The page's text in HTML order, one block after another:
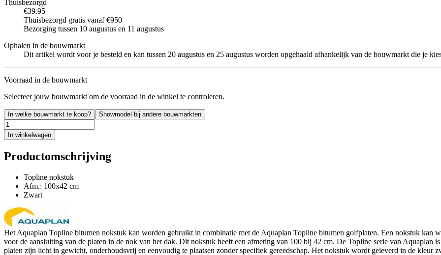
Thuisbezorgd
€39.95
Thuisbezorgd gratis vanaf €950
Bezorging tussen 10 augustus en 11 augustus
Ophalen in de bouwmarkt
Dit artikel wordt voor je besteld en kan tussen 20 augustus en 25 augustus worden opgehaald afhankelijk van de bouwmarkt die je
Voorraad in de bouwmarkt
Selecteer jouw bouwmarkt om de voorraad in de winkel te controleren.
In welke bouwmarkt te koop? Showmodel bij andere bouwmarkten
In winkelwagen
Productomschrijving
Topline nokstuk
Afm.: 100x42 cm
Zwart
Het Aquaplan Topline bitumen nokstuk kan worden gebruikt in combinatie met de Aquaplan Topline bitumen golfplaten. Een nokstuk kan
voor de aansluiting van de platen in de nok van het dak. Dit nokstuk heeft een afmeting van 100 bij 42 cm. De Topline serie van Aquaplan
platen zijn licht in gewicht, onderhoudsvrij en eenvoudig te plaatsen zonder specifiek gereedschap. Het nokstuk wordt geleverd in de kleur